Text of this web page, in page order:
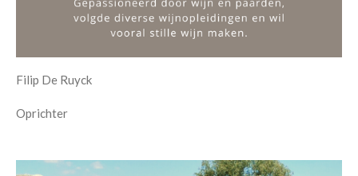
Filip De Ruyck
Oprichter